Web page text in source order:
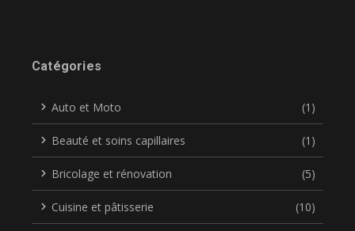
Catégories
Auto et Moto (1)
Beauté et soins capillaires (1)
Bricolage et rénovation (5)
Cuisine et pâtisserie (10)